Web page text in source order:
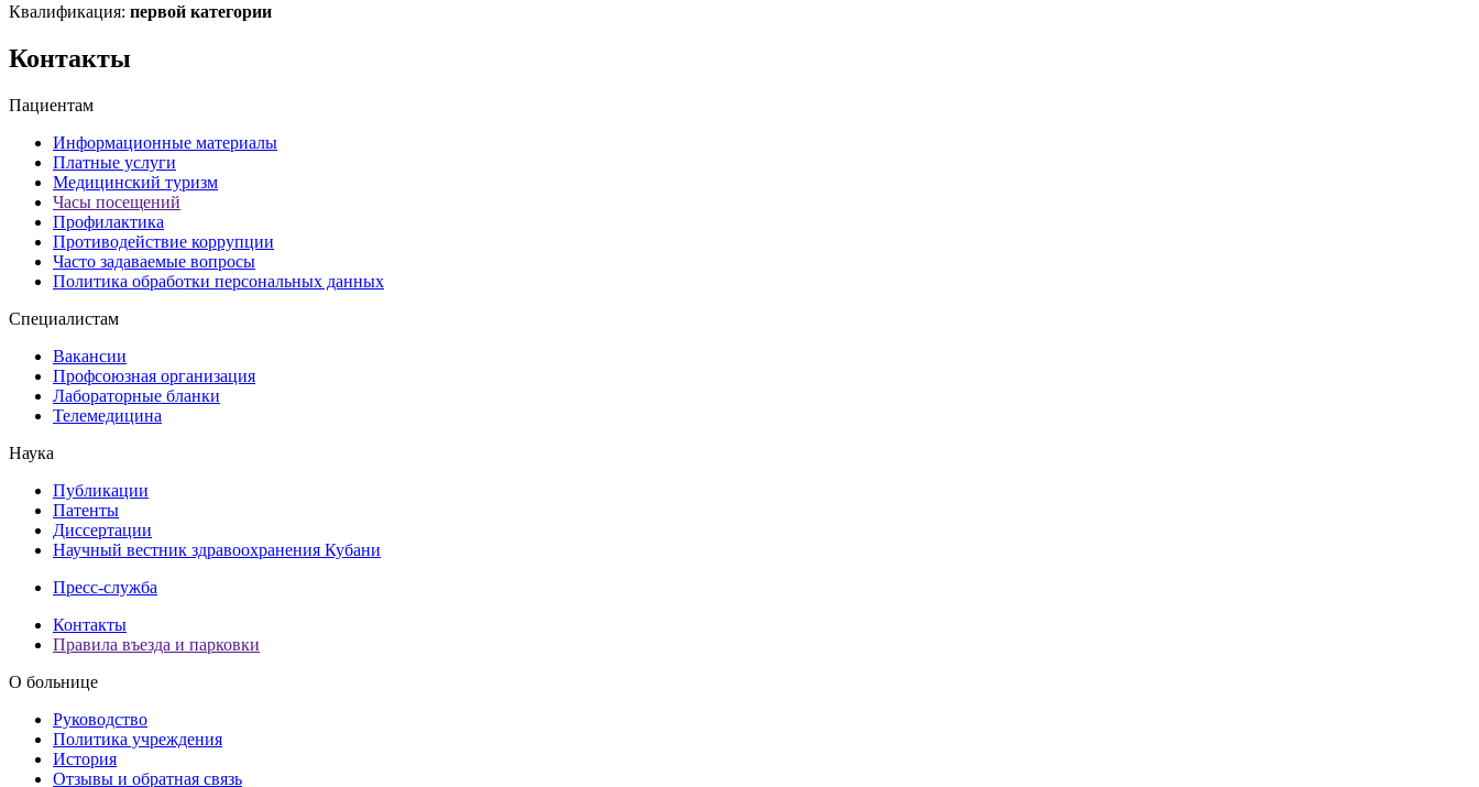
Квалификация: первой категории
Контакты
Пациентам
Информационные материалы
Платные услуги
Медицинский туризм
Часы посещений
Профилактика
Противодействие коррупции
Часто задаваемые вопросы
Политика обработки персональных данных
Специалистам
Вакансии
Профсоюзная организация
Лабораторные бланки
Телемедицина
Наука
Публикации
Патенты
Диссертации
Научный вестник здравоохранения Кубани
Пресс-служба
Контакты
Правила въезда и парковки
О больнице
Руководство
Политика учреждения
История
Отзывы и обратная связь